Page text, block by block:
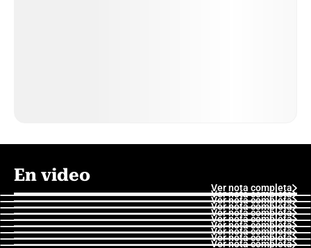
En video
Ver nota completa
Ver nota completa
Ver nota completa
Ver nota completa
Ver nota completa
Ver nota completa
Ver nota completa
Ver nota completa
Ver nota completa
Ver nota completa